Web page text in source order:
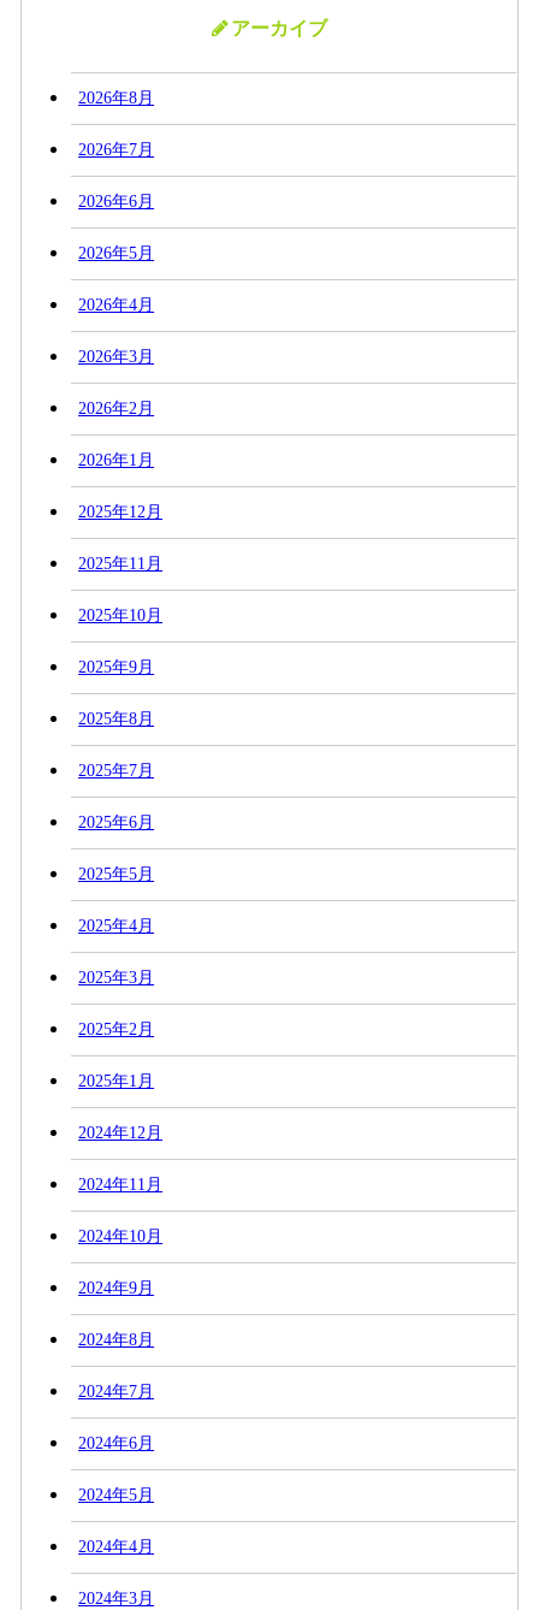
アーカイブ
2026年8月
2026年7月
2026年6月
2026年5月
2026年4月
2026年3月
2026年2月
2026年1月
2025年12月
2025年11月
2025年10月
2025年9月
2025年8月
2025年7月
2025年6月
2025年5月
2025年4月
2025年3月
2025年2月
2025年1月
2024年12月
2024年11月
2024年10月
2024年9月
2024年8月
2024年7月
2024年6月
2024年5月
2024年4月
2024年3月